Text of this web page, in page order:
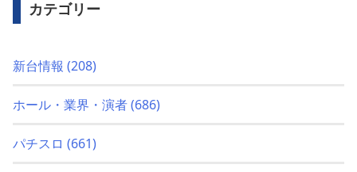
カテゴリー
新台情報 (208)
ホール・業界・演者(686)
パチスロ (661)